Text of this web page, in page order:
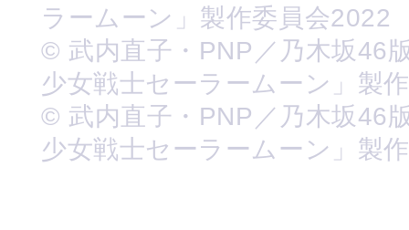
ラームーン」製作委員会2022
© 武内直子・PNP／乃木坂46
少女戦士セーラームーン」製
© 武内直子・PNP／乃木坂46
少女戦士セーラームーン」製